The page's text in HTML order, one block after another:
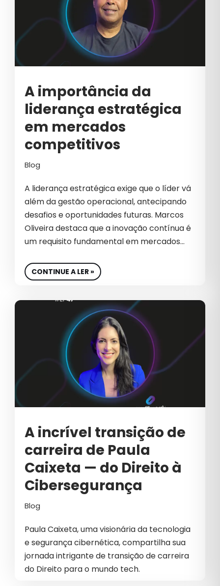
ESTRATÉGIAS DE BRANDING
ESTRATÉGIAS DE BRANDING B2B
ESTRATÉGIAS DE GROWTH MARKETING
ESTRATÉGIAS DE MARKETING
ESTRATÉGIAS PARA VENDAS B2B
FINANCEIRO
FRAUDES EM GOOGLE ADS
FUTURO MARKETING B2B
GERAÇÕES
GESTÃO
GESTÃO DE MARCA
GESTÃO DE REDES SOCIAIS
GESTÃO DE SITES
GOOGLE ADS 2026
GROWTH
GROWTH MARKETING
GTM GO TO MARKET
IA
INBOUND MARKETING
INDÚSTRIA
INOVAÇÃO
INTELIGÊNCIA ARTIFICIAL
INTELIGÊNCIA ARTIFICIAL NO
MARKETING
LIDERANÇA CORPORATIVA
A importância da
liderança estratégica
em mercados
competitivos
Blog
A liderança estratégica exige que o líder vá
além da gestão operacional, antecipando
desafios e oportunidades futuras. Marcos
Oliveira destaca que a inovação contínua é
um requisito fundamental em mercados…
CONTINUE A LER »
A incrível transição de
carreira de Paula
Caixeta — do Direito à
Cibersegurança
Blog
Paula Caixeta, uma visionária da tecnologia
e segurança cibernética, compartilha sua
jornada intrigante de transição de carreira
do Direito para o mundo tech.